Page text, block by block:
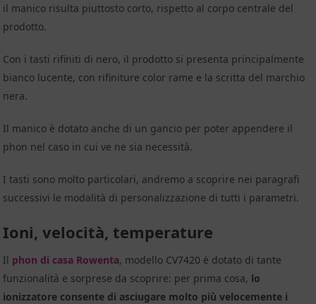
il manico risulta piuttosto corto, rispetto al corpo centrale del
prodotto.
Con i tasti rifiniti di nero, il prodotto si presenta principalmente
bianco lucente, con rifiniture color rame e la scritta del marchio
nera.
Il manico è dotato anche di un gancio per poter appendere il
phon nel caso in cui ve ne sia necessità.
I tasti sono molto particolari, andremo a scoprire nei paragrafi
successivi le modalità di personalizzazione di tutti i parametri.
Ioni, velocità, temperature
Il phon di casa Rowenta, modello CV7420 è dotato di tante
funzionalità e sorprese da scoprire: per prima cosa, lo
ionizzatore consente di asciugare molto più velocemente i